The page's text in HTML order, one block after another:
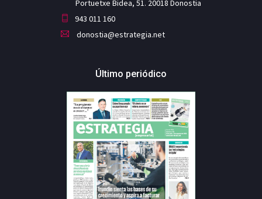
Portuetxe Bidea, 51. 20018 Donostia
943 011 160
donostia@estrategia.net
Último periódico